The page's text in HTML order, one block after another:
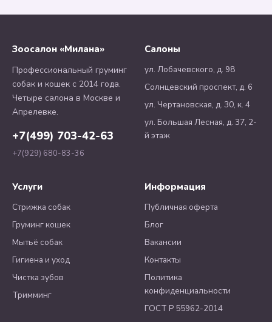
Зоосалон «Милана»
Профессиональный груминг
собак и кошек с 2014 года.
Четыре салона в Москве и
Апрелевке.
+7(499) 703-42-63
+7(929) 680-83-36
Салоны
ул. Лобачевского, д. 98
Солнцевский проспект, д. 6
ул. Чертановская, д. 30, к. 4
ул. Большая Лесная, д. 37, 2-
й этаж
Услуги
Стрижка собак
Груминг кошек
Мытьё собак
Гигиена и уход
Чистка зубов
Тримминг
Информация
Публичная оферта
Блог
Вакансии
Контакты
Политика
конфиденциальности
ГОСТ Р 55962-2014